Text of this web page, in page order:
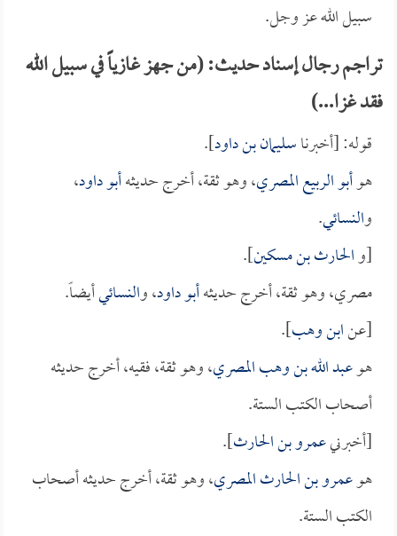
سبيل الله عز وجل.
تراجم رجال إسناد حديث: (من جهز غازياً في سبيل الله
فقد غزا...)
قوله: [أخبرناسليمان بن داود].
هوأبو الربيع المصري، وهو ثقة، أخرج حديثهأبو داود،
والنسائي.
[والحارث بن مسكين].
مصري، وهو ثقة، أخرج حديثهأبو داود، والنسائيأيضاً.
[عنابن وهب].
هوعبد الله بن وهب المصري، وهو ثقة، فقيه، أخرج حديثه
أصحاب الكتب الستة.
[أخبرنيعمرو بن الحارث].
هوعمرو بن الحارث المصري، وهو ثقة، أخرج حديثه أصحاب
الكتب الستة.